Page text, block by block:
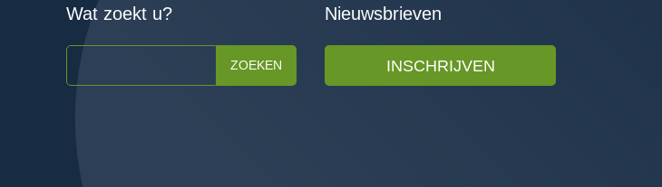
Wat zoekt u?
ZOEKEN
Nieuwsbrieven
INSCHRIJVEN